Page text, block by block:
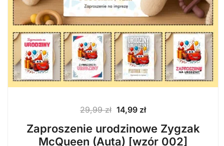
29,99zł Pierwotna
cena
wynosiła:
14,99 złAktualna
cena
wynosi:
Zaproszenie urodzinowe Zygzak
McQueen (Auta) [wzór 002]